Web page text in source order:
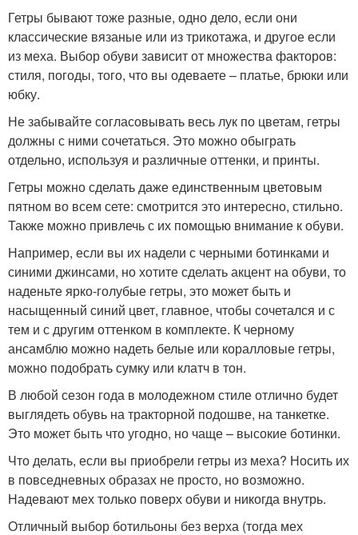
Гетры бывают тоже разные, одно дело, если они
классические вязаные или из трикотажа, и другое если
из меха. Выбор обуви зависит от множества факторов:
стиля, погоды, того, что вы одеваете – платье, брюки или
юбку.
Не забывайте согласовывать весь лук по цветам, гетры
должны с ними сочетаться. Это можно обыграть
отдельно, используя и различные оттенки, и принты.
Гетры можно сделать даже единственным цветовым
пятном во всем сете: смотрится это интересно, стильно.
Также можно привлечь с их помощью внимание к обуви.
Например, если вы их надели с черными ботинками и
синими джинсами, но хотите сделать акцент на обуви, то
наденьте ярко-голубые гетры, это может быть и
насыщенный синий цвет, главное, чтобы сочетался и с
тем и с другим оттенком в комплекте. К черному
ансамблю можно надеть белые или коралловые гетры,
можно подобрать сумку или клатч в тон.
В любой сезон года в молодежном стиле отлично будет
выглядеть обувь на тракторной подошве, на танкетке.
Это может быть что угодно, но чаще – высокие ботинки.
Что делать, если вы приобрели гетры из меха? Носить их
в повседневных образах не просто, но возможно.
Надевают мех только поверх обуви и никогда внутрь.
Отличный выбор ботильоны без верха (тогда мех